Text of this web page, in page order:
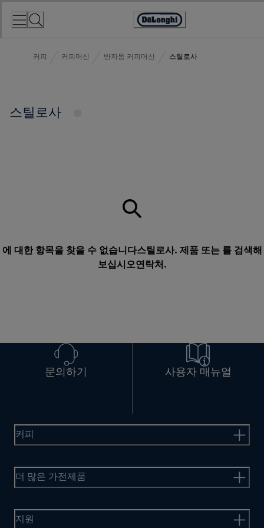
Accessibility
커피 커피머신 반자동 커피머신 스틸로사
스틸로사
에 대한 항목을 찾을 수 없습니다스틸로사. 제품 또는 를 검색해
보십시오연락처 .
문의하기 사용자 매뉴얼
커피
더 많은 가전제품
지원